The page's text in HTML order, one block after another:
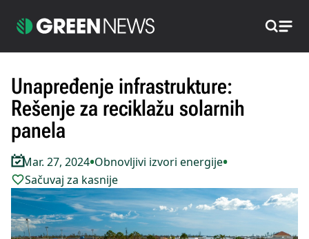
Unapređenje infrastrukture:
Rešenje za reciklažu solarnih
panela
Mar. 27, 2024•Obnovljivi izvori energije•
Sačuvaj za kasnije